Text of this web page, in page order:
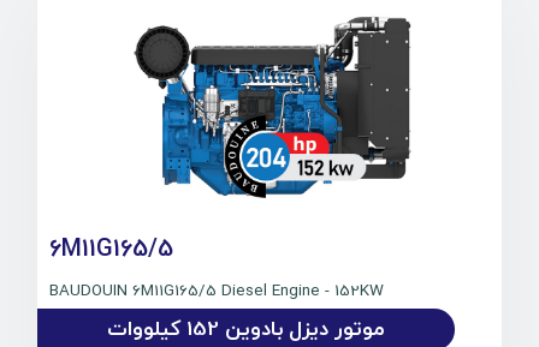
6M11G165/5
BAUDOUIN 6M11G165/5 Diesel Engine - 152KW
موتور دیزل بادوین 152 کیلووات